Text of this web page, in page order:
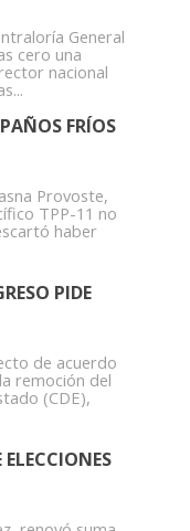
General
cero una
nacional
FRÍOS
Provoste,
TPP-11 no
haber
PIDE
de acuerdo
remoción del
(CDE),